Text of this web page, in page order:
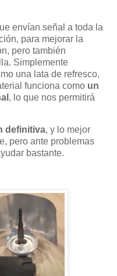
envían señal a toda la
para mejorar la
pero también
Simplemente
una lata de refresco,
funciona como un
, lo que nos permitirá
definitiva, y lo mejor
pero ante problemas
bastante.